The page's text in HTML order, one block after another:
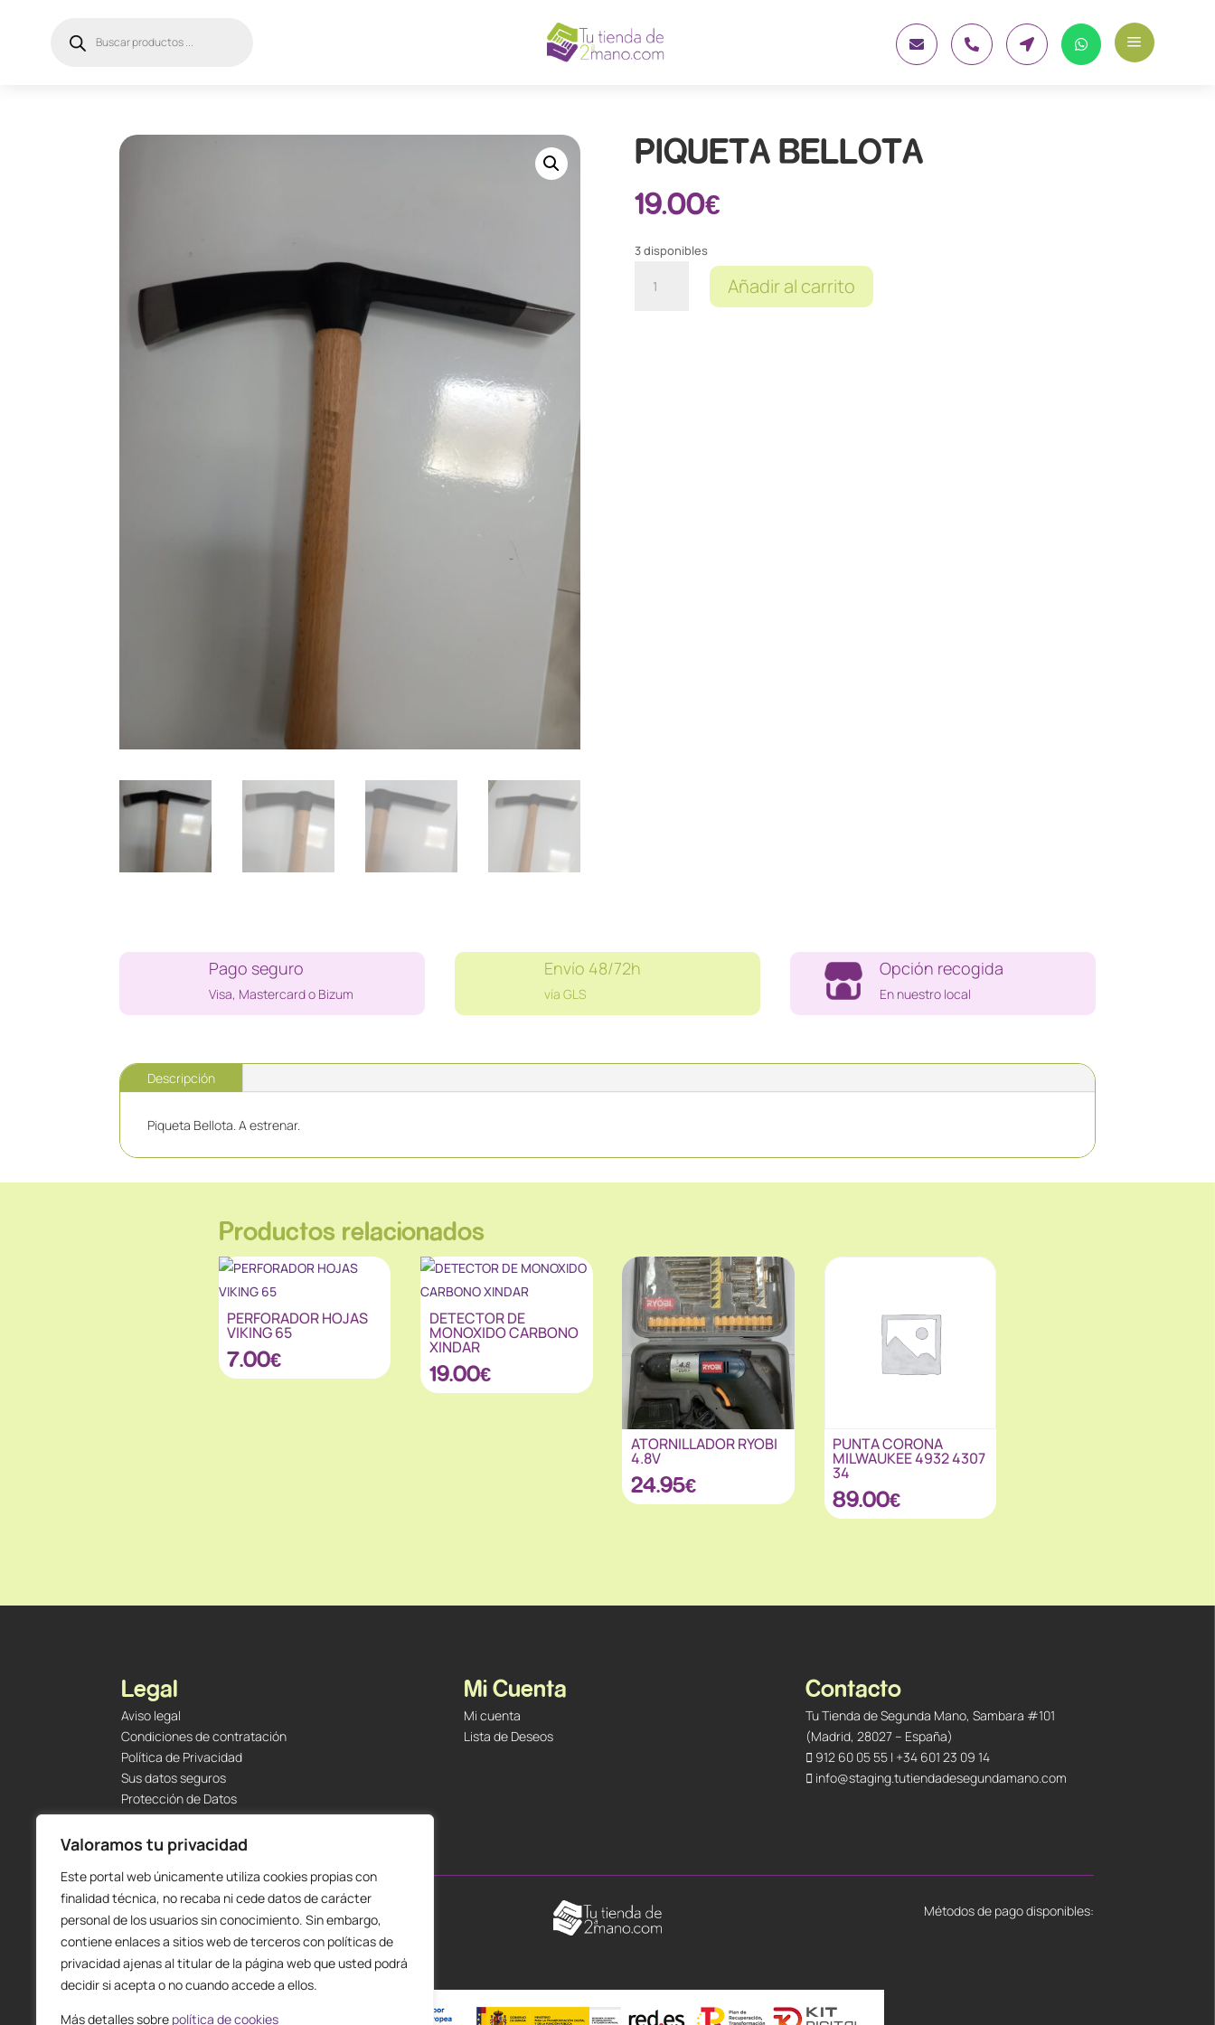
Valoramos tu privacidad
Este portal web únicamente utiliza cookies propias con
finalidad técnica, no recaba ni cede datos de carácter
personal de los usuarios sin conocimiento. Sin embargo,
contiene enlaces a sitios web de terceros con políticas de
privacidad ajenas al titular de la página web que usted podrá
decidir si acepta o no cuando accede a ellos.
Más detalles sobre política de cookies
productos     a
PIQUETA BELLOTA
19.00€
3 disponibles
BELLOTA
Añadir al carrito
Pago seguro
Visa, Mastercard o Bizum
Envío 48/72h
vía GLS
Opción recogida
En nuestro local
Descripción
Piqueta Bellota. A estrenar.
Productos relacionados
PERFORADOR HOJAS
VIKING 65
7.00€
DETECTOR DE
MONOXIDO CARBONO
XINDAR
19.00€
ATORNILLADOR RYOBI
4.8V
24.95€
PUNTA CORONA
MILWAUKEE 4932 4307
34
89.00€
Legal
Aviso legal
Condiciones de contratación
Política de Privacidad
Sus datos seguros
Protección de Datos
Política de Cookies
Envíos y Devoluciones
Mi Cuenta
Mi cuenta
Lista de Deseos
Contacto
Tu Tienda de Segunda Mano, Sambara #101
(Madrid, 28027 – España)
912 60 05 55| +34 601 23 09 14
info@staging.tutiendadesegundamano.com
Métodos de pago disponibles: